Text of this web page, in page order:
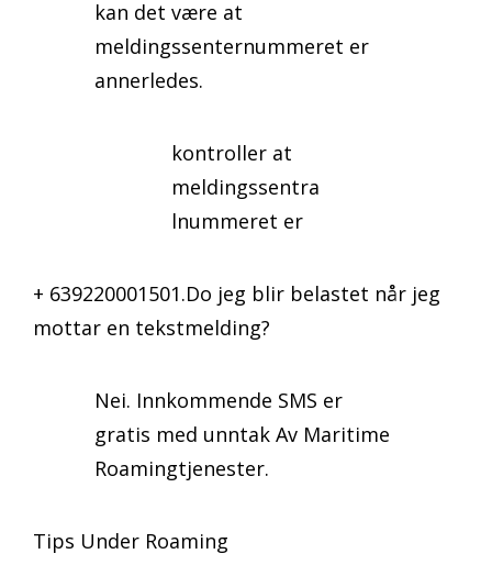
kan det være at
meldingssenternummeret er
annerledes.
kontroller at
meldingssentra
lnummeret er
+ 639220001501.Do jeg blir belastet når jeg
mottar en tekstmelding?
Nei. Innkommende SMS er
gratis med unntak Av Maritime
Roamingtjenester.
Tips Under Roaming